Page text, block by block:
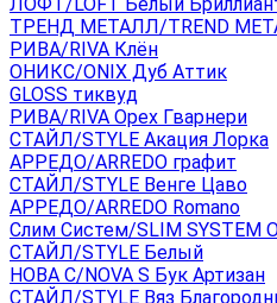
ТРЕНД МЕТАЛЛ/TREND
РИВА/RIVA Клён
ОНИКС/ONIX Дуб Аттик
GLOSS тиквуд
РИВА/RIVA Орех Гварнери
СТАЙЛ/STYLE Акация Лорка
АРРЕДО/ARREDO графит
СТАЙЛ/STYLE Венге Цаво
АРРЕДО/ARREDO Romano
Слим Систем/SLIM SYSTEM
СТАЙЛ/STYLE Белый
НОВА С/NOVA S Бук Артизан
СТАЙЛ/STYLE Вяз